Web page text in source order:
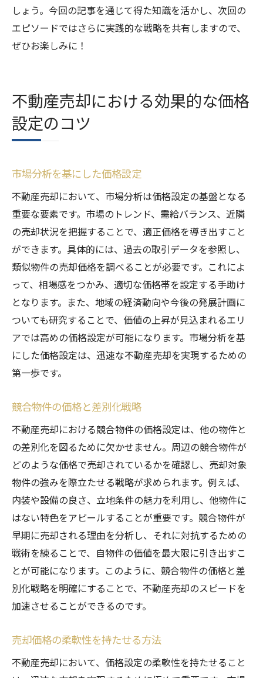
しょう。今回の記事を通じて得た知識を活かし、次回の
エピソードではさらに実践的な戦略を共有しますので、
ぜひお楽しみに！
不動産売却における効果的な価格
設定のコツ
市場分析を基にした価格設定
不動産売却において、市場分析は価格設定の基盤となる
重要な要素です。市場のトレンド、需給バランス、近隣
の売却状況を把握することで、適正価格を導き出すこと
ができます。具体的には、過去の取引データを参照し、
類似物件の売却価格を調べることが必要です。これによ
って、相場感をつかみ、適切な価格帯を設定する手助け
となります。また、地域の経済動向や今後の発展計画に
ついても研究することで、価値の上昇が見込まれるエリ
アでは高めの価格設定が可能になります。市場分析を基
にした価格設定は、迅速な不動産売却を実現するための
第一歩です。
競合物件の価格と差別化戦略
不動産売却における競合物件の価格設定は、他の物件と
の差別化を図るために欠かせません。周辺の競合物件が
どのような価格で売却されているかを確認し、売却対象
物件の強みを際立たせる戦略が求められます。例えば、
内装や設備の良さ、立地条件の魅力を利用し、他物件に
はない特色をアピールすることが重要です。競合物件が
早期に売却される理由を分析し、それに対抗するための
戦術を練ることで、自物件の価値を最大限に引き出すこ
とが可能になります。このように、競合物件の価格と差
別化戦略を明確にすることで、不動産売却のスピードを
加速させることができるのです。
売却価格の柔軟性を持たせる方法
不動産売却において、価格設定の柔軟性を持たせること